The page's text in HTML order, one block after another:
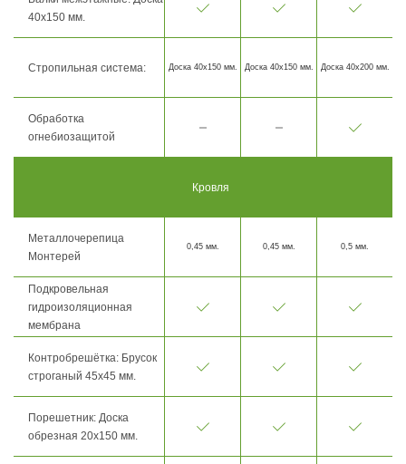
40х150 мм.
Стропильная система: Доска 40х150 мм. Доска 40х150 мм. Доска 40х200 мм.
Обработка
огнебиозащитой
Кровля
Металлочерепица
Монтерей
0,45 мм. 0,45 мм. 0,5 мм.
Подкровельная
гидроизоляционная
мембрана
Контробрешётка: Брусок
строганый 45х45 мм.
Порешетник: Доска
обрезная 20х150 мм.